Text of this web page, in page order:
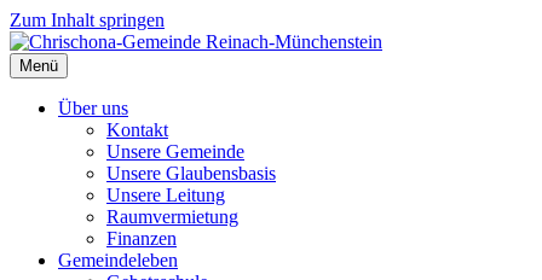
Zum Inhalt springen
Menü
Über uns
Kontakt
Unsere Gemeinde
Unsere Glaubensbasis
Unsere Leitung
Raumvermietung
Finanzen
Gemeindeleben